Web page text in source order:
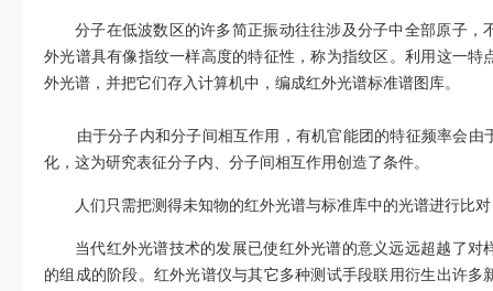
分子在低波数区的许多简正振动往往涉及分子中全部原子，
外光谱具有像指纹一样高度的特征性，称为指纹区。利用这一
外光谱，并把它们存入计算机中，编成红外光谱标准谱图库。
由于分子内和分子间相互作用，有机官能团的特征频率会由
化，这为研究表征分子内、分子间相互作用创造了条件。
人们只需把测得未知物的红外光谱与标准库中的光谱进行比
当代红外光谱技术的发展已使红外光谱的意义远远超越了
的组成的阶段。红外光谱仪与其它多种测试手段联用衍生出许